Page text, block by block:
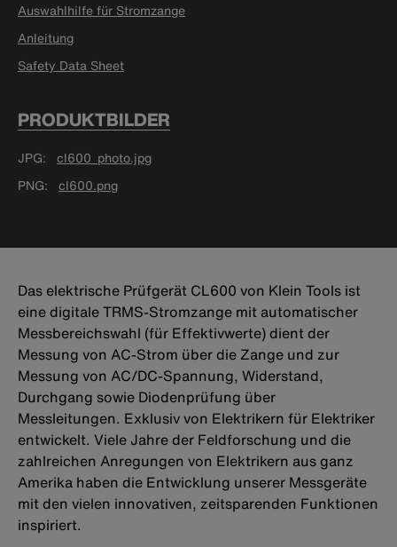
Auswahlhilfe für Stromzange
Anleitung
Safety Data Sheet
PRODUKTBILDER
JPG
cl600_photo.jpg
PNG
cl600.png
Das elektrische Prüfgerät CL600 von Klein Tools ist
eine digitale TRMS-Stromzange mit automatischer
Messbereichswahl (für Effektivwerte) dient der
Messung von AC-Strom über die Zange und zur
Messung von AC/DC-Spannung, Widerstand,
Durchgang sowie Diodenprüfung über
Messleitungen. Exklusiv von Elektrikern für Elektriker
entwickelt. Viele Jahre der Feldforschung und die
zahlreichen Anregungen von Elektrikern aus ganz
Amerika haben die Entwicklung unserer Messgeräte
mit den vielen innovativen, zeitsparenden Funktionen
inspiriert.